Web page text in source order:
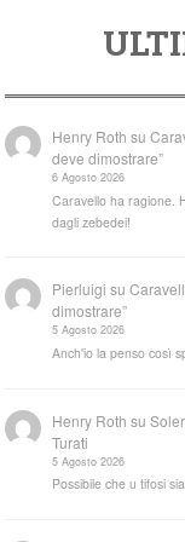
Henry Roth su
deve dimostrare”
6 Agosto 2026
Caravello ha ragione.
dagli zebedei!
Pierluigi su
dimostrare”
5 Agosto 2026
Anch'io la penso così
Henry Roth su
Turati
5 Agosto 2026
Possibile che u tifosi